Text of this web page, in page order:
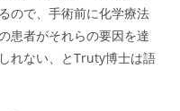
ので、手術前に化学療法
患者がそれらの要因を達
れない、とTruty博士は語